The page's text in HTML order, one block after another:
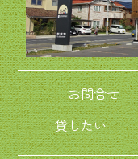
お問合せ
貸したい